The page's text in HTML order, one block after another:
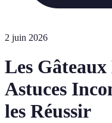
2 juin 2026
Les
Astuces
les Réussir